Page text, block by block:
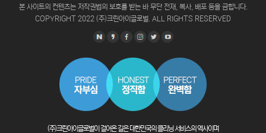
본 사이트의 컨텐츠는 저작권법의 보호를 받는 바 무단 전재, 복사, 배포 등을 금합니다.
COPYRIGHT 2022 (주)크린아이글로벌. ALL RIGHTS RESERVED
(주)크린아이글로벌이 걸어온 길은 대한민국의 클리닝 서비스의 역사이며